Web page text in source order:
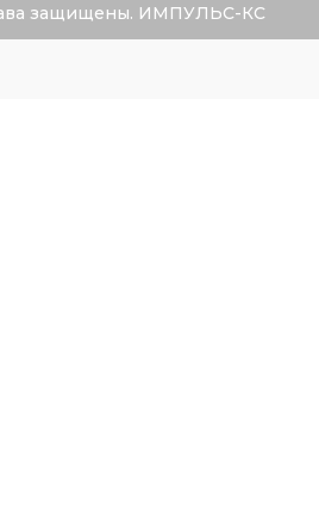
защищены. ИМПУЛЬС-КС